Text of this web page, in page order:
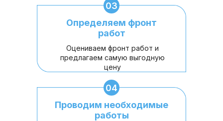
Определяем фронт
работ
03
Оцениваем фронт работ и
предлагаем самую выгодную
цену
Проводим необходимые
работы
04